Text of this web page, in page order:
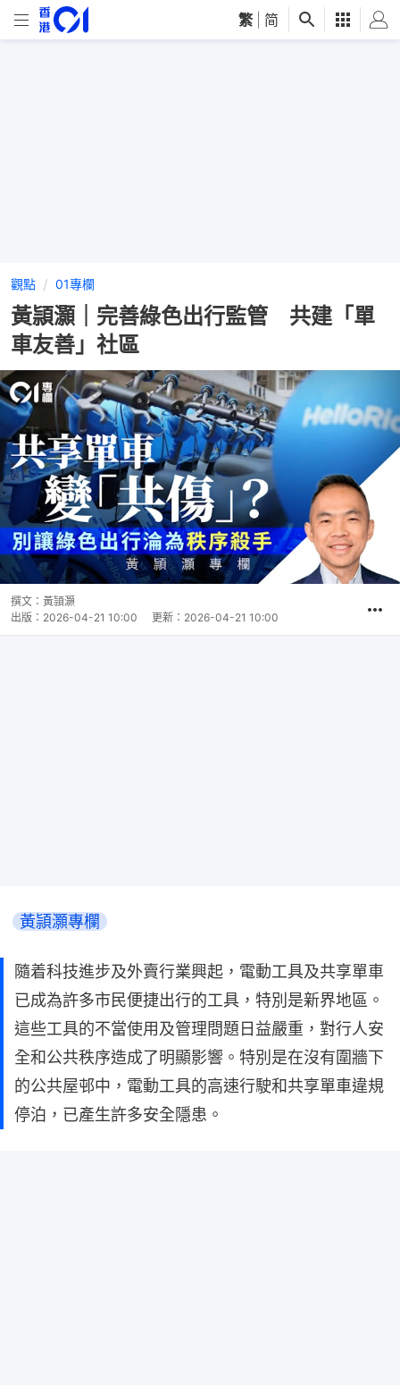
繁 简
觀點 01專欄
黃頴灝｜完善綠色出行監管 共建「單
車友善」社區
撰文： 黃頴灝
出版： 2026-04-21 10:00 更新： 2026-04-21 10:00
黃頴灝專欄
隨着科技進步及外賣行業興起，電動工具及共享單車
已成為許多市民便捷出行的工具，特別是新界地區。
這些工具的不當使用及管理問題日益嚴重，對行人安
全和公共秩序造成了明顯影響。特別是在沒有圍牆下
的公共屋邨中，電動工具的高速行駛和共享單車違規
停泊，已產生許多安全隱患。